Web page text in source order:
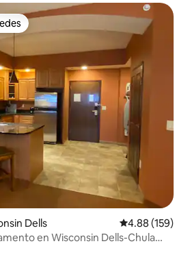
Dells Calificación
4.88 (159)
en Wisconsin Dells-Chula